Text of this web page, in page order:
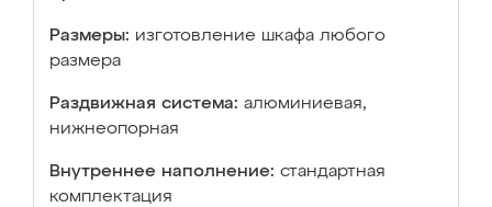
Размеры: изготовление шкафа любого
размера
Раздвижная система: алюминиевая,
нижнеопорная
Внутреннее наполнение: стандартная
комплектация